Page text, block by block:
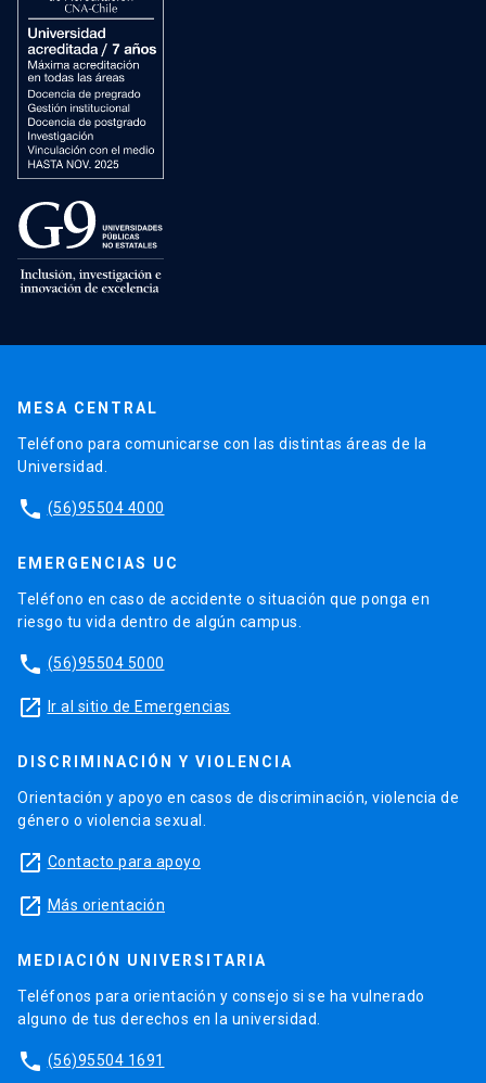
MESA CENTRAL
Teléfono para comunicarse con las distintas áreas de la
Universidad.
phone (56)95504 4000
EMERGENCIAS UC
Teléfono en caso de accidente o situación que ponga en
riesgo tu vida dentro de algún campus.
phone (56)95504 5000
launch Ir al sitio de Emergencias
DISCRIMINACIÓN Y VIOLENCIA
Orientación y apoyo en casos de discriminación, violencia de
género o violencia sexual.
launch Contacto para apoyo
launch Más orientación
MEDIACIÓN UNIVERSITARIA
Teléfonos para orientación y consejo si se ha vulnerado
alguno de tus derechos en la universidad.
phone (56)95504 1691